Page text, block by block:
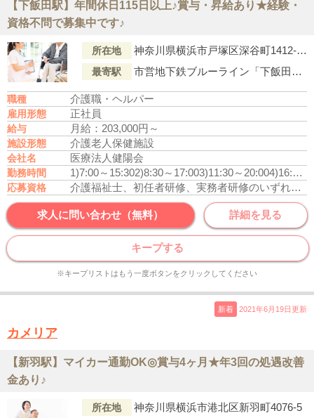
【下飯田駅】年間休日115日以上♪賞与・昇給あり★経験・
資格不問で募集中です♪
所在地 神奈川県横浜市戸塚区深谷町1412-11
最寄駅 市営地下鉄ブルーライン「下飯田駅」より車で6分
職種 介護職・ヘルパー
雇用形態 正社員
給与 月給：203,000円～
施設形態 介護老人保健施設
会社名 医療法人健陽会
勤務時間 1)7:00～15:302)8:30～17:003)11:30～20:004)16:00～9:00
応募資格 介護福祉士、初任者研修、実務者研修のいずれかの資格をお持ちの方
求人に問い合わせ（無料） 詳細を見る
キープする
※キープリストはもう一度ボタンをクリックしてください
新着 2021年6月19日更新
カメリア
【新羽駅】マイカー通勤OK◎賞与4ヶ月★年3回の処遇改善
金あり♪
所在地 神奈川県横浜市港北区新羽町4076-5